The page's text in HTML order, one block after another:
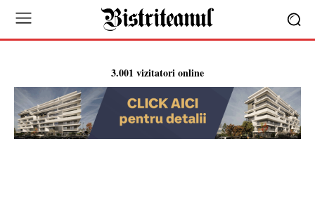
3.001 vizitatori online